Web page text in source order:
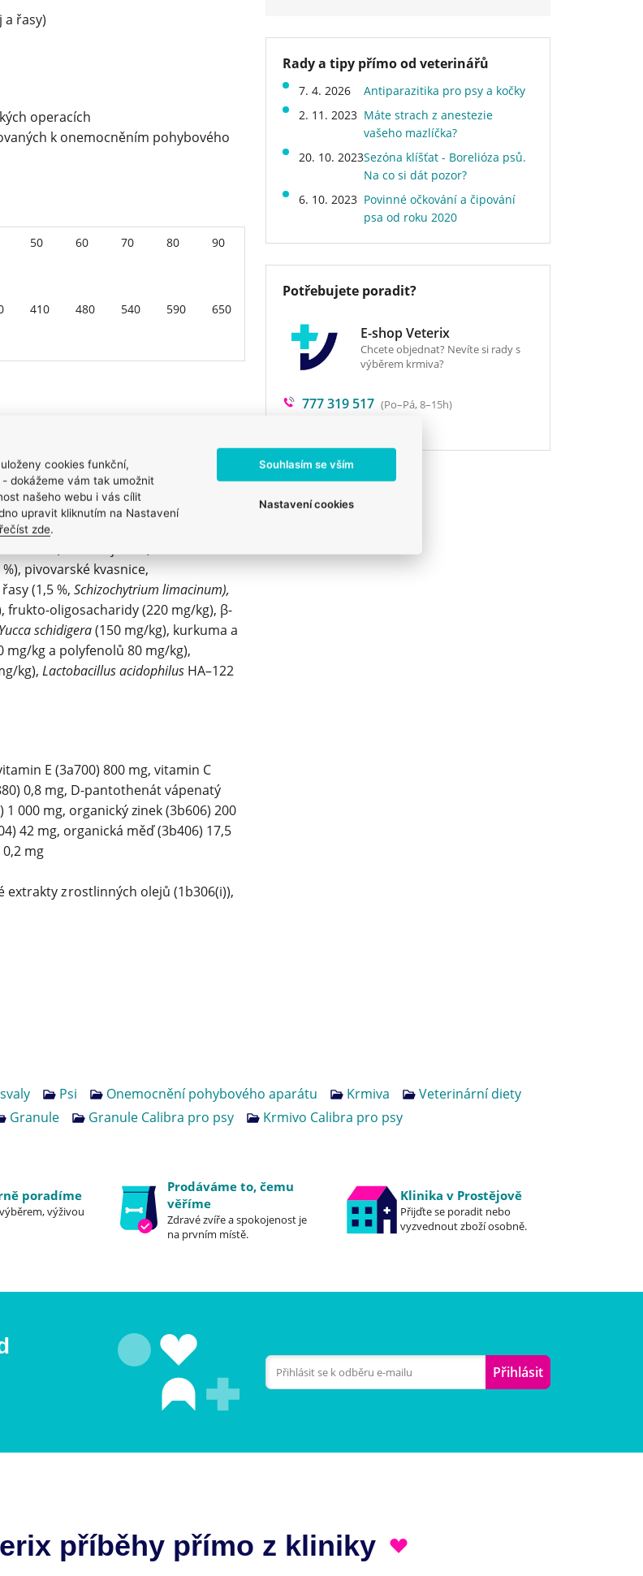
a řasy)
operacích
k onemocněním pohybového
50 60 70 80 90
410 480 540 590 650
popel 5 %, vlhkost 10 %, omega-3
1,2 %, fosfor 0,9 %, sodík 0,3 %,
E – celkem 800 mg/kg.
sušená jablka,
pivovarské kvasnice,
(1,5 %, Schizochytrium limacinum),
frukto-oligosacharidy (220 mg/kg), β-
Yucca schidigera(150 mg/kg), kurkuma a
mg/kg a polyfenolů 80 mg/kg),
kg), Lactobacillus acidophilus HA–122
E (3a700) 800 mg, vitamin C
0,8 mg, D-pantothenát vápenatý
000 mg, organický zinek (3b606) 200
42 mg, organická měď (3b406) 17,5
mg
z rostlinných olejů (1b306(i)),
Rady a tipy přímo od veterinářů
7. 4. 2026
Antiparazitika pro psy a kočky
2. 11. 2023 Máte strach z anestezie
vašeho mazlíčka?
20. 10. 2023Sezóna klíšťat - Borelióza psů.
Na co si dát pozor?
6. 10. 2023 Povinné očkování a čipování
psa od roku 2020
Potřebujete poradit?
E-shop Veterix
Chcete objednat? Nevíte si rady s
výběrem krmiva?
777 319 517 (Po–Pá, 8–15h)
Psi Onemocnění pohybového aparátu Krmiva
Veterinární diety
Granule Granule Calibra pro psy Krmivo Calibra pro psy
poradíme
výživou
Prodáváme to, čemu
věříme
Zdravé zvíře a spokojenost je
na prvním místě.
Klinika v Prostějově
Přijďte se poradit nebo
vyzvednout zboží osobně.
Přihlásit
příběhy přímo z kliniky
cookies funkční,
dokážeme vám tak umožnit
našeho webu i vás cílit
upravit kliknutím na Nastavení
zde.
Souhlasím se vším
Nastavení cookies